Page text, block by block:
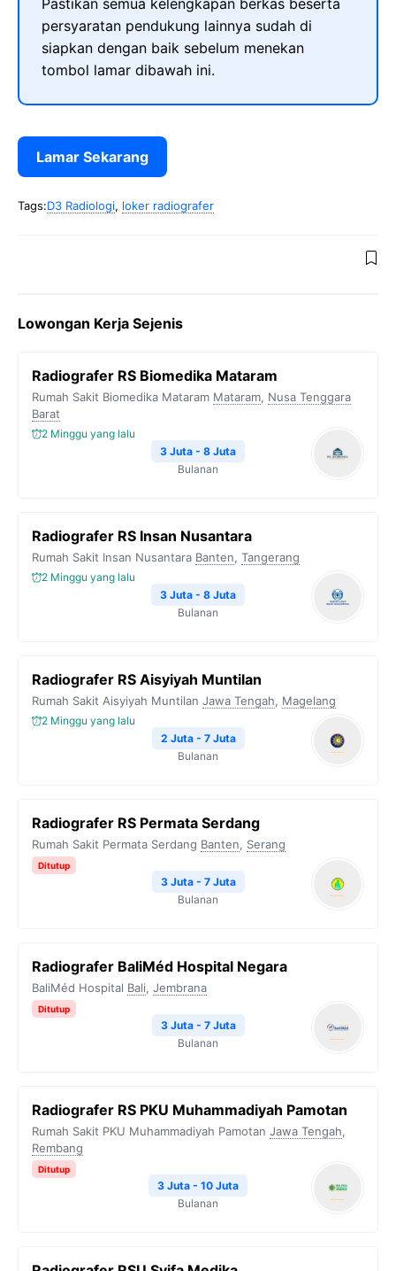
Pastikan semua kelengkapan berkas beserta
persyaratan pendukung lainnya sudah di
siapkan dengan baik sebelum menekan
tombol lamar dibawah ini.
Lamar Sekarang
Tags:D3 Radiologi, loker radiografer
Lowongan Kerja Sejenis
Radiografer RS Biomedika Mataram
Rumah Sakit Biomedika Mataram Mataram, Nusa Tenggara
Barat
2 Minggu yang lalu
3 Juta - 8 Juta
Bulanan
Radiografer RS Insan Nusantara
Rumah Sakit Insan Nusantara Banten, Tangerang
2 Minggu yang lalu
3 Juta - 8 Juta
Bulanan
Radiografer RS Aisyiyah Muntilan
Rumah Sakit Aisyiyah Muntilan Jawa Tengah, Magelang
2 Minggu yang lalu
2 Juta - 7 Juta
Bulanan
Radiografer RS Permata Serdang
Rumah Sakit Permata Serdang Banten, Serang
Ditutup
3 Juta - 7 Juta
Bulanan
Radiografer BaliMéd Hospital Negara
BaliMéd Hospital Bali, Jembrana
Ditutup
3 Juta - 7 Juta
Bulanan
Radiografer RS PKU Muhammadiyah Pamotan
Rumah Sakit PKU Muhammadiyah Pamotan Jawa Tengah,
Rembang
Ditutup
3 Juta - 10 Juta
Bulanan